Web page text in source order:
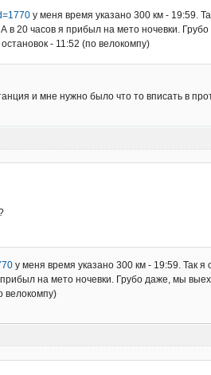
у меня время указано 300 км - 19:59.
в 20 часов я прибыл на мето ночевки.
- 11:52 (по велокомпу)
и мне нужно было что то вписать в
у меня время указано 300 км - 19:59. Так
на мето ночевки. Грубо даже, мы
велокомпу)